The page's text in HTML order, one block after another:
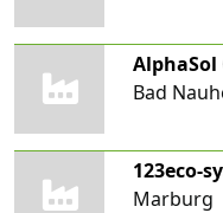
AlphaSol
Bad
123eco-
Marburg